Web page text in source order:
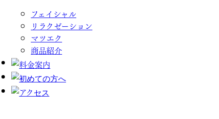
フェイシャル
リラクゼーション
マツエク
商品紹介